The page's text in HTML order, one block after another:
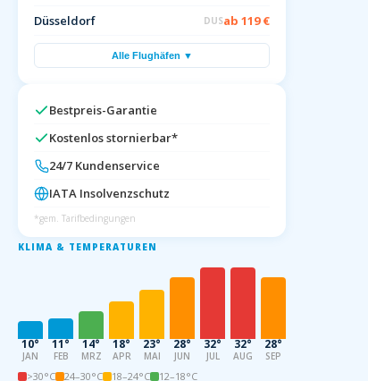
Düsseldorf
DUSab 119 €
Alle Flughäfen ▼
Bestpreis-Garantie
Kostenlos stornierbar*
24/7 Kundenservice
IATA Insolvenzschutz
*gem. Tarifbedingungen
KLIMA & TEMPERATUREN
10°
JAN
11°
FEB
14°
MRZ
18°
APR
23°
MAI
28°
JUN
32°
JUL
32°
AUG
28°
SEP
>30°C 24–30°C 18–24°C 12–18°C